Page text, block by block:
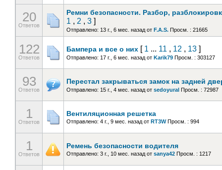
20
Ответов
Ремни безопасности. Разбор,
1 , 2 , 3 ]
Отправлено: 13 г., 6 мес. назад от F.A.S. Просм. : 21665
122
Ответов
Бампера и все о них [ 1 ... 11 , 12 , 13 ]
Отправлено: 17 г., 6 мес. назад от Karik79 Просм. : 303127
93
Ответов
Перестал закрываться замок на задней
Отправлено: 15 г., 4 мес. назад от sedoyural Просм. : 72987
1
Ответов
Вентиляционная решетка
Отправлено: 4 г., 9 мес. назад от RT3W Просм. : 994
1
Ответов
Ремень безопасности водителя
Отправлено: 3 г., 10 мес. назад от sanya42 Просм. : 1217